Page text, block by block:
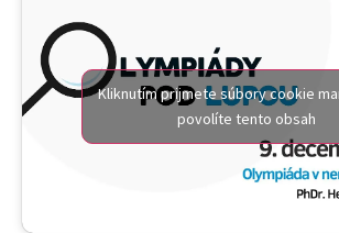
Kliknutím prijmete súbory cookie
povolíte tento obsah